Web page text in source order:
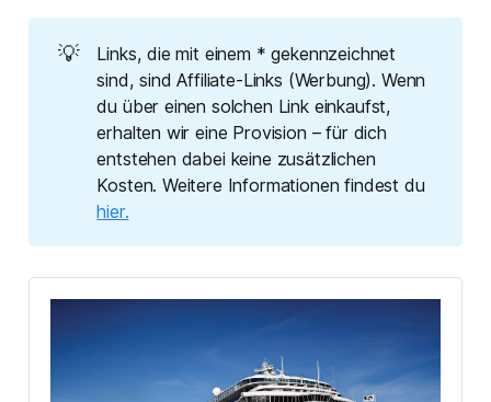
💡
Links, die mit einem * gekennzeichnet
sind, sind Affiliate-Links (Werbung). Wenn
du über einen solchen Link einkaufst,
erhalten wir eine Provision – für dich
entstehen dabei keine zusätzlichen
Kosten. Weitere Informationen findest du
hier.